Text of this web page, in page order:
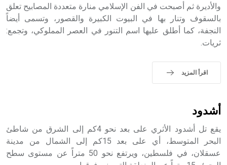
الملوك الذين حكموا مدينة إديسا (الرها) من أبجر الأول وحتى
التاسع، وهم ينتسبون إلى أسرة أوسروين
والأديرة ثم أصبحت في الفن الإسلامي منارة متعددة المصابيح تعلق
بالسقوف وتنار بها في البيوت الكبيرة والقصور، وتسمى أيضاً
النجفة، كما أطلق عليها اسم التنور في العصر المملوكي، وتجمع:
ثريات.
اقرأ المزيد
أشدود
يقع تل أشدود الأثري على بعد نحو 4كم إلى الشرق من شاطئ
البحر المتوسط، أي على بعد 15كم إلى الشمال من مدينة
عسقلان، في فلسطين، ويرتفع نحو 50 متراً عن مستوى سطح